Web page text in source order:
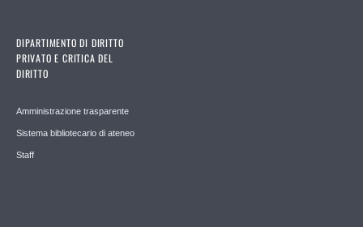
DIPARTIMENTO DI DIRITTO
PRIVATO E CRITICA DEL
DIRITTO
Amministrazione trasparente
Sistema bibliotecario di ateneo
Staff